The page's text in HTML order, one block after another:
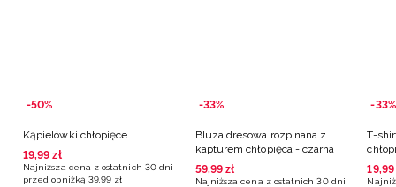
-50%
Kąpielówki chłopięce
19,99 zł
Najniższa cena z ostatnich 30 dni
przed obniżką 39,99 zł
-33%
Bluza dresowa rozpinana z
kapturem chłopięca - czarna
59,99 zł
Najniższa cena z ostatnich 30 dni
-33%
T-
19,99